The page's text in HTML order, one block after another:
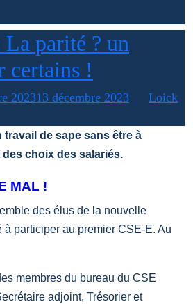
parité ? un
certains !
202313 décembre 2023
Loick
travail de sape sans être à
des choix des salariés.
MAL !
des élus de la nouvelle
à participer au premier CSE-E. Au
membres du bureau du CSE
adjoint, Trésorier et